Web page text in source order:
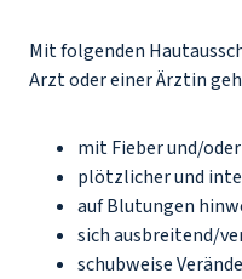
Mit folgenden
Arzt oder einer Ärztin
mit Fieber und/
plötzlicher und
auf Blutungen
sich ausbreitend/
schubweise